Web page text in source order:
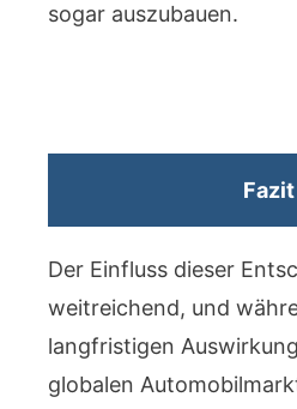
sogar auszubauen.
Fazit
Der Einfluss dieser
weitreichend, und
langfristigen
globalen